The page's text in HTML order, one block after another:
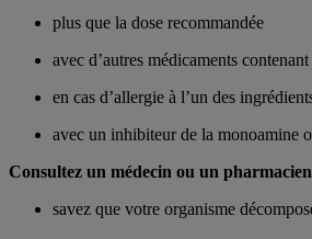
plus que la dose recommandée
avec d’autres médicaments
en cas d’allergie à l’un des
avec un inhibiteur de la monoamine
Consultez un médecin ou un
savez que votre organisme